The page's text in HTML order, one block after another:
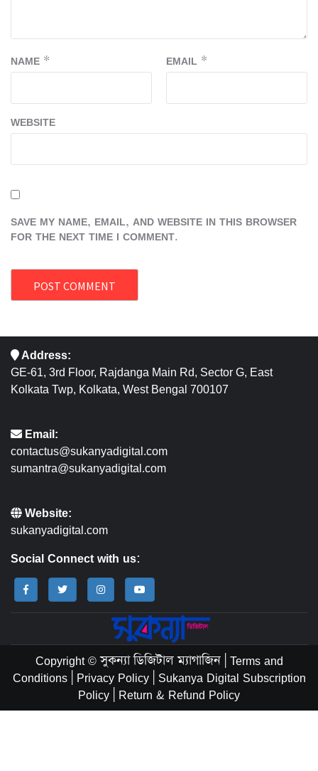
NAME * EMAIL *
WEBSITE
SAVE MY NAME, EMAIL, AND WEBSITE IN THIS BROWSER
FOR THE NEXT TIME I COMMENT.
Address:
GE-61, 3rd Floor, Rajdanga Main Rd, Sector G, East
Kolkata Twp, Kolkata, West Bengal 700107
Email:
contactus@sukanyadigital.com
sumantra@sukanyadigital.com
Website:
sukanyadigital.com
Social Connect with us:
Copyright © সুকন্যা ডিজিটাল ম্যাগাজিন Terms and
Conditions
Privacy Policy
Sukanya Digital Subscription
Policy Return & Refund Policy